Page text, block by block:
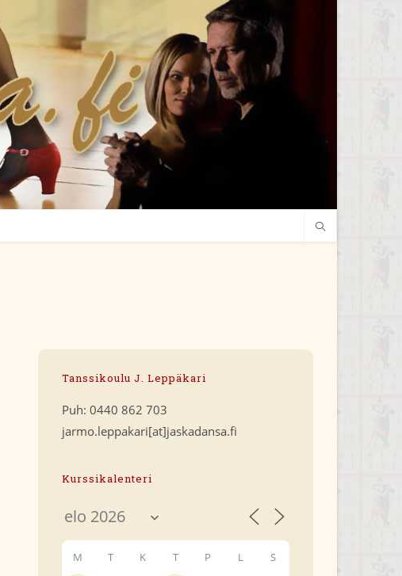
Tanssikoulu J. Leppäkari
Puh: 0440 862 703
jarmo.leppakari[at]jaskadansa.fi
Kurssikalenteri
M T K T P L S